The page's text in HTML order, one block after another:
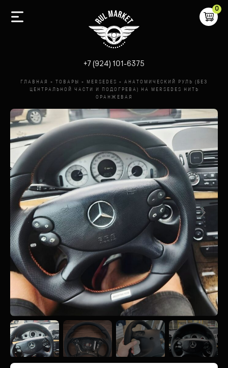
+7 (924) 101-6375
0
ГЛАВНАЯ » ТОВАРЫ » MERSEDES »
АНАТОМИЧЕСКИЙ РУЛЬ (БЕЗ
ЦЕНТРАЛЬНОЙ ЧАСТИ И ПОДОГРЕВА) НА MERSEDES НИТЬ
ОРАНЖЕВАЯ